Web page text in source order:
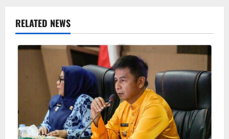
RELATED NEWS